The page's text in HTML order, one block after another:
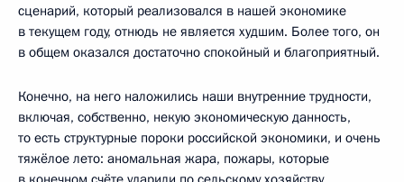
сценарий, который реализовался в нашей экономике
в текущем году, отнюдь не является худшим. Более того, он
в общем оказался достаточно спокойный и благоприятный.
Конечно, на него наложились наши внутренние трудности,
включая, собственно, некую экономическую данность,
то есть структурные пороки российской экономики, и очень
тяжёлое лето: аномальная жара, пожары, которые